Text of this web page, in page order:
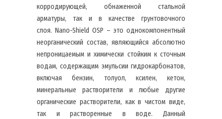
корродирующей, обнаженной стальной
арматуры, так и в качестве грунтовочного
слоя. Nano-Shield OSP – это однокомпонентный
неорганический состав, являющийся абсолютно
непроницаемым и химически стойким к сточным
водам, содержащим эмульсии гидрокарбонатов,
включая бензин, толуол, ксилен, кетон,
минеральные растворители и любые другие
органические растворители, как в чистом виде,
так и растворенные в воде. Данный